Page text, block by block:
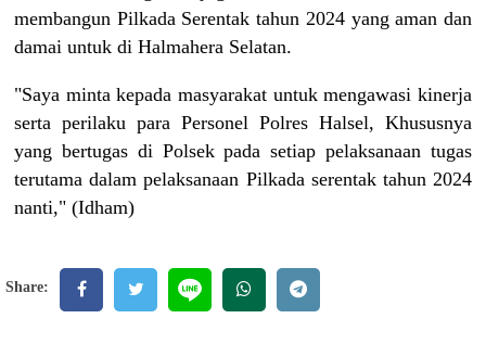
membangun Pilkada Serentak tahun 2024 yang aman dan
damai untuk di Halmahera Selatan.
"Saya minta kepada masyarakat untuk mengawasi kinerja
serta perilaku para Personel Polres Halsel, Khususnya
yang bertugas di Polsek pada setiap pelaksanaan tugas
terutama dalam pelaksanaan Pilkada serentak tahun 2024
nanti," (Idham)
Share: